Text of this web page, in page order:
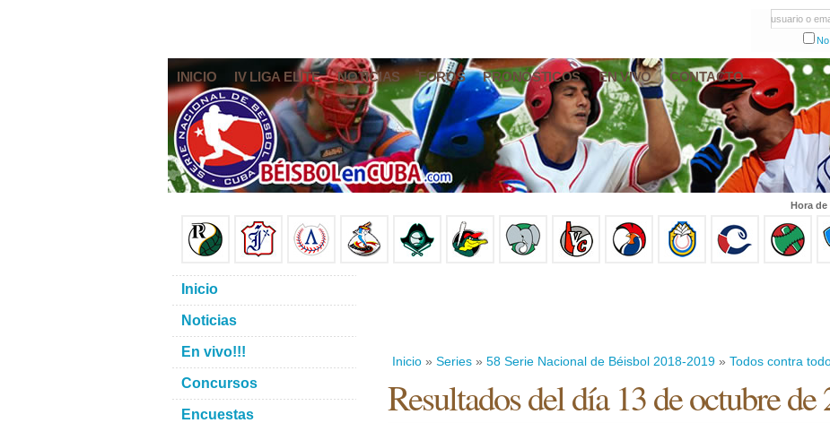
usuario o
INICIO IV LIGA ELITE NOTICIAS FOROS PRONÓSTICOS EN VIVO CONTACTO
Hora de
Inicio » Series » 58 Serie Nacional de Béisbol 2018-2019 » Todos contra
Resultados del día 13 de octubre de
Inicio
Noticias
En vivo!!!
Concursos
Encuestas